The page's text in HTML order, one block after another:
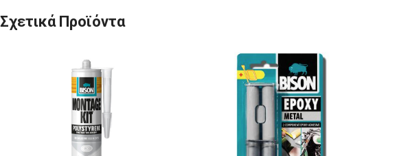
Σχετικά Προϊόντα